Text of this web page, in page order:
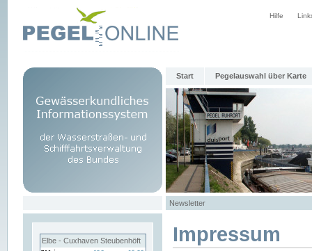
Hilfe
Start Pegelauswahl über Karte
Newsletter
Elbe - Cuxhaven Steubenhöft Impressum